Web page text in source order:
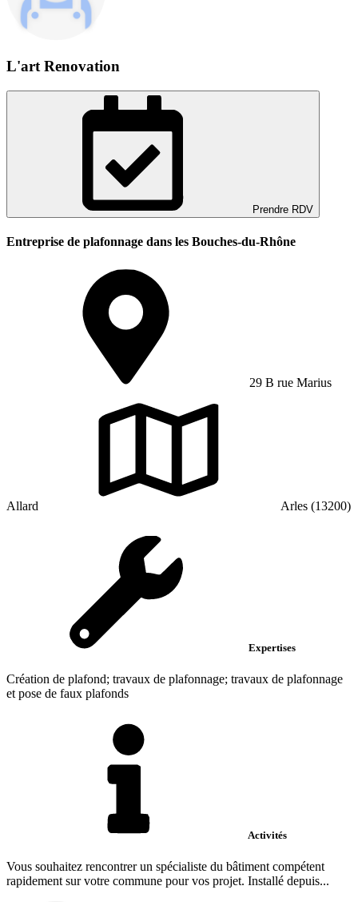
L'art Renovation
Prendre RDV
Entreprise de plafonnage dans les Bouches-du-Rhône
29 B rue Marius
Allard Arles (13200)
Expertises
Création de plafond; travaux de plafonnage; travaux de plafonnage
et pose de faux plafonds
Activités
Vous souhaitez rencontrer un spécialiste du bâtiment compétent
rapidement sur votre commune pour vos projet. Installé depuis...